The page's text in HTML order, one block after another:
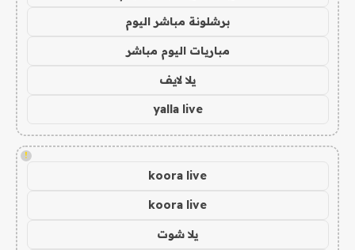
برشلونة مباشر اليوم
مباريات اليوم مباشر
يلا لايف
yalla live
!
koora live
koora live
يلا شوت